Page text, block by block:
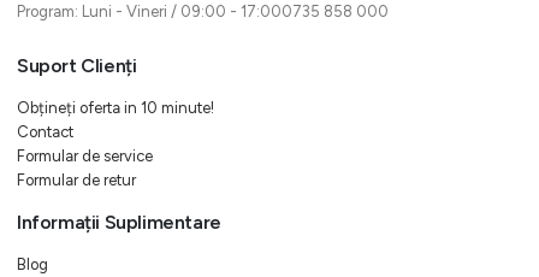
Program: Luni - Vineri / 09:00 - 17:000735 858 000
Suport Clienți
Obțineți oferta in 10 minute!
Contact
Formular de service
Formular de retur
Informații Suplimentare
Blog